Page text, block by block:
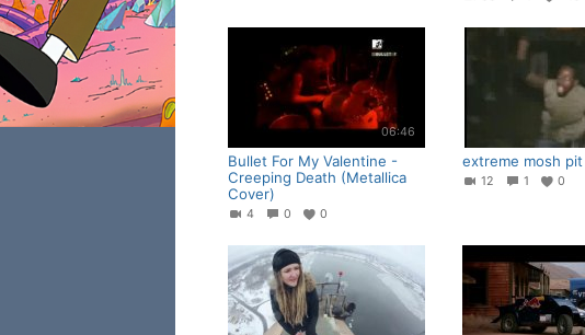
06:46
Bullet For My Valentine -
Creeping Death (Metallica
Cover)
4 0 0
extreme mosh pit
12 1 0